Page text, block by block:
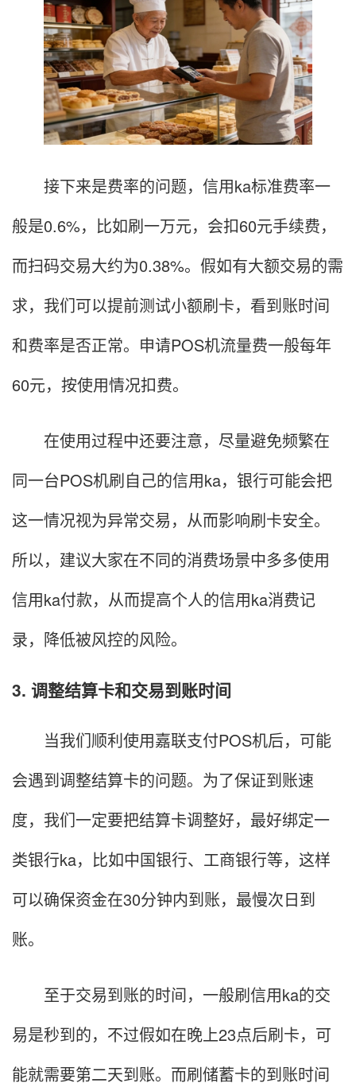
接下来是费率的问题，信用ka标准费率一
般是0.6%，比如刷一万元，会扣60元手续费，
而扫码交易大约为0.38%。假如有大额交易的需
求，我们可以提前测试小额刷卡，看到账时间
和费率是否正常。申请POS机流量费一般每年
60元，按使用情况扣费。
在使用过程中还要注意，尽量避免频繁在
同一台POS机刷自己的信用ka，银行可能会把
这一情况视为异常交易，从而影响刷卡安全。
所以，建议大家在不同的消费场景中多多使用
信用ka付款，从而提高个人的信用ka消费记
录，降低被风控的风险。
3. 调整结算卡和交易到账时间
当我们顺利使用嘉联支付POS机后，可能
会遇到调整结算卡的问题。为了保证到账速
度，我们一定要把结算卡调整好，最好绑定一
类银行ka，比如中国银行、工商银行等，这样
可以确保资金在30分钟内到账，最慢次日到
账。
至于交易到账的时间，一般刷信用ka的交
易是秒到的，不过假如在晚上23点后刷卡，可
能就需要第二天到账。而刷储蓄卡的到账时间